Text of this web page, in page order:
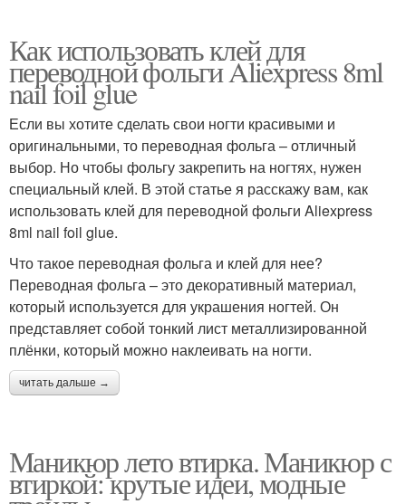
Как использовать клей для
переводной фольги Aliexpress 8ml
nail foil glue
Если вы хотите сделать свои ногти красивыми и
оригинальными, то переводная фольга – отличный
выбор. Но чтобы фольгу закрепить на ногтях, нужен
специальный клей. В этой статье я расскажу вам, как
использовать клей для переводной фольги Aliexpress
8ml nail foil glue.
Что такое переводная фольга и клей для нее?
Переводная фольга – это декоративный материал,
который используется для украшения ногтей. Он
представляет собой тонкий лист металлизированной
плёнки, который можно наклеивать на ногти.
читать дальше →
Маникюр лето втирка. Маникюр с
втиркой: крутые идеи, модные